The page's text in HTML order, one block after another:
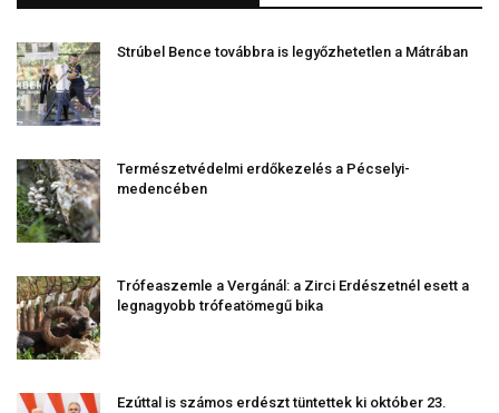
Strúbel Bence továbbra is legyőzhetetlen a Mátrában
Természetvédelmi erdőkezelés a Pécselyi-
medencében
Trófeaszemle a Vergánál: a Zirci Erdészetnél esett a
legnagyobb trófeatömegű bika
Ezúttal is számos erdészt tüntettek ki október 23.